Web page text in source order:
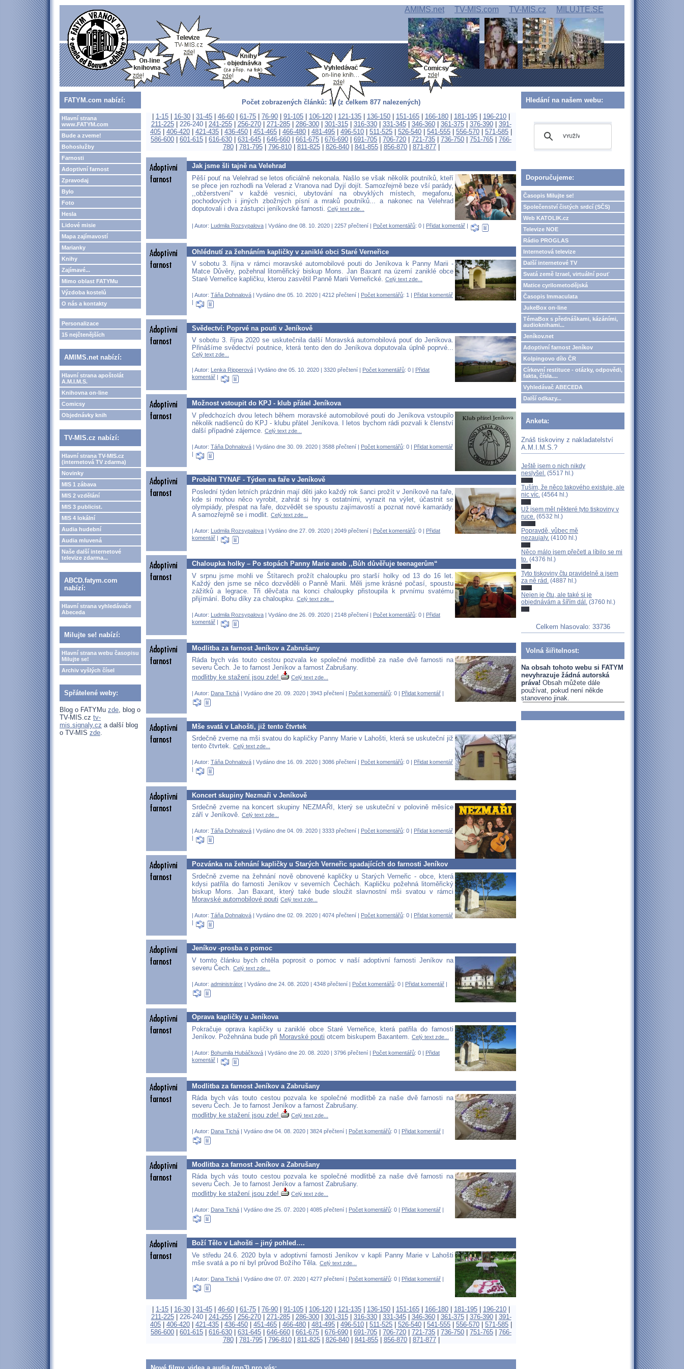
AMIMS.net TV-MIS.com TV-MIS.cz MILUJTE.SE
FATYM.com nabízí:
Hlavní strana
www.FATYM.com
Bude a zveme!
Bohoslužby
Farnosti
Adoptivní farnost
Zpravodaj
Bylo
Foto
Hesla
Lidové misie
Mapa zajímavostí
Marianky
Knihy
Zajímavé...
Mimo oblast FATYMu
Výzdoba kostelů
O nás a kontakty
Personalizace
15 nejčtenějších
AMIMS.net nabízí:
Hlavní strana apoštolát
A.M.I.M.S.
Knihovna on-line
Comicsy
Objednávky knih
TV-MIS.cz nabízí:
Hlavní strana TV-MIS.cz
(internetová TV zdarma)
Novinky
MIS 1 zábava
MIS 2 vzdělání
MIS 3 publicist.
MIS 4 lokální
Audia hudební
Audia mluvená
Naše další internetové
televize zdarma...
ABCD.fatym.com
nabízí:
Hlavní strana vyhledávače
Abeceda
Milujte se! nabízí:
Hlavní strana webu časopisu
Milujte se!
Archiv vyšlých čísel
Spřátelené weby:
Blog o FATYMu zde, blog o
TV-MIS.cz tv-
mis.signaly.cz a další blog
o TV-MIS zde.
Počet zobrazených článků: 15 (z celkem 877 nalezených)
1-15 16-30 31-45 46-60 61-75 76-90 91-105 106-120 121-135 136-150 151-165 166-180 181-195 196-210
211-225| 226-240| 241-255| 256-270| 271-285| 286-300| 301-315| 316-330| 331-345| 346-360| 361-375| 376-390| 391-
405
406-420 421-435 436-450 451-465 466-480 481-495 496-510 511-525 526-540 541-555 556-570 571-585
586-600
601-615 616-630 631-645 646-660 661-675 676-690 691-705 706-720 721-735 736-750 751-765
766-
780| 781-795| 796-810| 811-825| 826-840| 841-855| 856-870| 871-877|
Jak jsme šli tajně na Velehrad
Pěší pouť na Velehrad se letos oficiálně nekonala. Našlo se však několik poutníků, kteří
se přece jen rozhodli na Velerad z Vranova nad Dyjí dojít. Samozřejmě beze vší parády,
,,obžerstvení" v každé vesnici, ubytování na obvyklých místech, megafonu,
pochodových i jiných zbožných písní a mraků poutníků... a nakonec na Velehrad
doputovali i dva zástupci jeníkovské farnosti.
Celý text zde...
| Autor: Ludmila Rozsypalova | Vydáno dne 08. 10. 2020 | 2257 přečtení | Počet komentářů: 0 | Přidat komentář |
Ohlédnutí za žehnáním kapličky v zaniklé obci Staré Verneřice
V sobotu 3. října v rámci moravské automobilové pouti do Jeníkova k Panny Marii -
Matce Důvěry, požehnal litoměřický biskup Mons. Jan Baxant na území zaniklé obce
Staré Verneřice kapličku, kterou zasvětil Panně Marii Verneřické. Celý text zde...
| Autor: Táňa Dohnalová | Vydáno dne 05. 10. 2020 | 4212 přečtení | Počet komentářů: 1 | Přidat komentář
|
Svědectví: Poprvé na pouti v Jeníkově
V sobotu 3. října 2020 se uskutečnila další Moravská automobilová pouť do Jeníkova.
Přinášíme svědectví poutnice, která tento den do Jeníkova doputovala úplně poprvé...
Celý text zde...
| Autor: Lenka Ripperová | Vydáno dne 05. 10. 2020 | 3320 přečtení | Počet komentářů: 0 |
Přidat
komentář
Možnost vstoupit do KPJ - klub přátel Jeníkova
V předchozích dvou letech během moravské automobilové pouti do Jeníkova vstoupilo
několik nadšenců do KPJ - klubu přátel Jeníkova. I letos bychom rádi pozvali k členství
další případné zájemce.
Celý text zde...
| Autor: Táňa Dohnalová | Vydáno dne 30. 09. 2020 | 3588 přečtení | Počet komentářů: 0 | Přidat komentář
|
Proběhl TYNAF - Týden na faře v Jeníkově
Poslední týden letních prázdnin mají děti jako každý rok šanci prožít v Jeníkově na faře,
kde si mohou něco vyrobit, zahrát si hry s ostatními, vyrazit na výlet, účastnit se
olympiády, přespat na faře, dozvědět se spoustu zajímavostí a poznat nové kamarády.
A samozřejmě se i modlit.
Celý text zde...
| Autor: Ludmila Rozsypalova | Vydáno dne 27. 09. 2020 | 2049 přečtení | Počet komentářů: 0 | Přidat
komentář |
Chaloupka holky – Po stopách Panny Marie aneb ,,Bůh důvěřuje teenagerům“
V srpnu jsme mohli ve Štítarech prožít chaloupku pro starší holky od 13 do 16 let.
Každý den jsme se něco dozvěděli o Panně Marii. Měli jsme krásné počasí, spoustu
zážitků a legrace. Tři děvčata na konci chaloupky přistoupila k prvnímu svatému
přijímání. Bohu díky za chaloupku.
Celý text zde...
| Autor: Ludmila Rozsypalova | Vydáno dne 26. 09. 2020 | 2148 přečtení | Počet komentářů: 0 | Přidat
komentář |
Modlitba za farnost Jeníkov a Zabrušany
Ráda bych vás touto cestou pozvala ke společné modlitbě za naše dvě farnosti na
severu Čech. Je to farnost Jeníkov a farnost Zabrušany.
modlitby ke stažení jsou zde!
Celý text zde...
| Autor: Dana Tichá | Vydáno dne 20. 09. 2020 | 3943 přečtení | Počet komentářů: 0 | Přidat komentář |
Mše svatá v Lahošti, již tento čtvrtek
Srdečně zveme na mši svatou do kapličky Panny Marie v Lahošti, která se uskuteční již
tento čtvrtek. Celý text zde...
| Autor: Táňa Dohnalová | Vydáno dne 16. 09. 2020 | 3086 přečtení | Počet komentářů: 0 |
Přidat komentář
Koncert skupiny Nezmaři v Jeníkově
Srdečně zveme na koncert skupiny NEZMAŘI, který se uskuteční v polovině měsíce
září v Jeníkově. Celý text zde...
| Autor: Táňa Dohnalová | Vydáno dne 04. 09. 2020 | 3333 přečtení | Počet komentářů: 0 |
Přidat komentář
Pozvánka na žehnání kapličky u Starých Verneřic spadajících do farnosti Jeníkov
Srdečně zveme na žehnání nově obnovené kapličky u Starých Verneřic - obce, která
kdysi patřila do farnosti Jeníkov v severních Čechách. Kapličku požehná litoměřický
biskup Mons. Jan Baxant, který také bude sloužit slavnostní mši svatou v rámci
Moravské automobilové pouti Celý text zde...
| Autor: Táňa Dohnalová | Vydáno dne 02. 09. 2020 | 4074 přečtení | Počet komentářů: 0 | Přidat komentář
|
Jeníkov -prosba o pomoc
V tomto článku bych chtěla poprosit o pomoc v naší adoptivní farnosti Jeníkov na
severu Čech.
Celý text zde...
| Autor: administrátor | Vydáno dne 24. 08. 2020 | 4348 přečtení | Počet komentářů: 0 | Přidat komentář |
Oprava kapličky u Jeníkova
Pokračuje oprava kapličky u zaniklé obce Staré Verneřice, která patřila do farnosti
Jeníkov. Požehnána bude při Moravské pouti otcem biskupem Baxantem. Celý text zde...
| Autor: Bohumila Hubáčková | Vydáno dne 20. 08. 2020 | 3796 přečtení | Počet komentářů: 0 | Přidat
komentář |
Modlitba za farnost Jeníkov a Zabrušany
Ráda bych vás touto cestou pozvala ke společné modlitbě za naše dvě farnosti na
severu Čech. Je to farnost Jeníkov a farnost Zabrušany.
modlitby ke stažení jsou zde!
Celý text zde...
| Autor: Dana Tichá | Vydáno dne 04. 08. 2020 | 3824 přečtení | Počet komentářů: 0 | Přidat komentář
Modlitba za farnost Jeníkov a Zabrušany
Ráda bych vás touto cestou pozvala ke společné modlitbě za naše dvě farnosti na
severu Čech. Je to farnost Jeníkov a farnost Zabrušany.
modlitby ke stažení jsou zde!
Celý text zde...
| Autor: Dana Tichá | Vydáno dne 25. 07. 2020 | 4085 přečtení | Počet komentářů: 0 | Přidat komentář
Boží Tělo v Lahošti – jiný pohled….
Ve středu 24.6. 2020 byla v adoptivní farnosti Jeníkov v kapli Panny Marie v Lahošti
mše svatá a po ní byl průvod Božího Těla.
Celý text zde...
| Autor: Dana Tichá | Vydáno dne 07. 07. 2020 | 4277 přečtení | Počet komentářů: 0 | Přidat komentář |
1-15 16-30 31-45 46-60 61-75 76-90 91-105 106-120 121-135 136-150 151-165 166-180 181-195 196-210
211-225| 226-240| 241-255| 256-270| 271-285| 286-300| 301-315| 316-330| 331-345| 346-360| 361-375| 376-390| 391-
405
406-420 421-435 436-450 451-465 466-480 481-495 496-510 511-525 526-540 541-555 556-570 571-585
586-600
601-615 616-630 631-645 646-660 661-675 676-690 691-705 706-720 721-735 736-750 751-765
766-
780| 781-795| 796-810| 811-825| 826-840| 841-855| 856-870| 871-877|
Hledání na našem webu:
Doporučujeme:
Časopis Milujte se!
Společenství čistých srdcí (SČS)
Web KATOLIK.cz
Televize NOE
Rádio PROGLAS
Internetová televize
Další internetové TV
Svatá země Izrael, virtuální pouť
Matice cyrilometodějská
Časopis Immaculata
JukeBox on-line
TémaBox s přednáškami, kázáními,
audioknihami...
Jeníkov.net
Adoptivní farnost Jeníkov
Kolpingovo dílo ČR
Církevní restituce - otázky, odpovědi,
fakta, čísla....
Vyhledávač ABECEDA
Další odkazy...
Anketa:
Znáš tiskoviny z nakladatelství
A.M.I.M.S.?
Ještě jsem o nich nikdy
neslyšel. (5517 hl.)
Tuším, že něco takového existuje, ale
nic víc. (4564 hl.)
Už jsem měl některé tyto tiskoviny v
ruce. (6532 hl.)
Popravdě, vůbec mě
nezaujaly. (4100 hl.)
Něco málo jsem přečetl a líbilo se mi
to. (4376 hl.)
Tyto tiskoviny čtu pravidelně a jsem
za ně rád. (4887 hl.)
Nejen je čtu, ale také si je
objednávám a šířím dál. (3760 hl.)
Celkem hlasovalo: 33736
Volná šiřitelnost:
Na obsah tohoto webu si FATYM
nevyhrazuje žádná autorská
práva! Obsah můžete dále
používat, pokud není někde
stanoveno jinak.